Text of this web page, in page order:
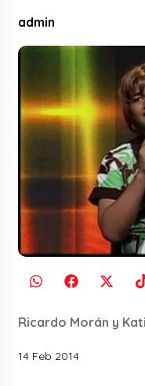
admin
Ricardo Morán y
14 Feb 2014